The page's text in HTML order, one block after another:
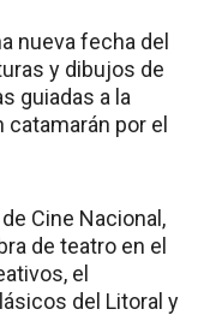
nueva fecha del
y dibujos de
guiadas a la
por el
Cine Nacional,
de teatro en el
el
del Litoral y